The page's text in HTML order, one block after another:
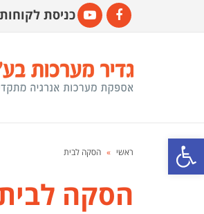
פתח סרגל נגישות
כניסת לקוחות
ראשי » הסקה לבית
הסקה